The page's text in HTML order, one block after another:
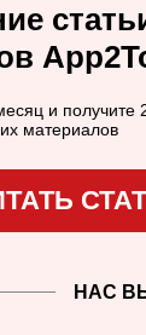
и получите
материалов
НАС